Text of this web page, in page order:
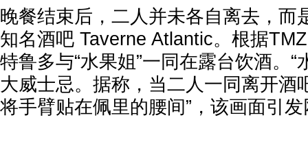
晚餐结束后，二人并未各自离去，而
知名酒吧 Taverne Atlantic。根据
特鲁多与“水果姐”一同在露台饮酒。“
大威士忌。据称，当二人一同离开酒
将手臂贴在佩里的腰间”，该画面引